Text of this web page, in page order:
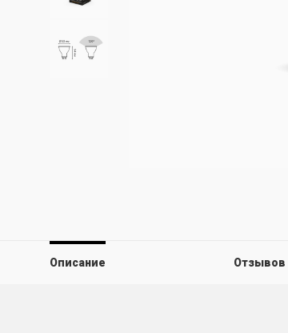
Описание Отзывов